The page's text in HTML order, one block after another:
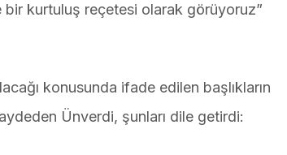
bir kurtuluş reçetesi olarak görüyoruz”
konusunda ifade edilen başlıkların
Ünverdi, şunları dile getirdi: